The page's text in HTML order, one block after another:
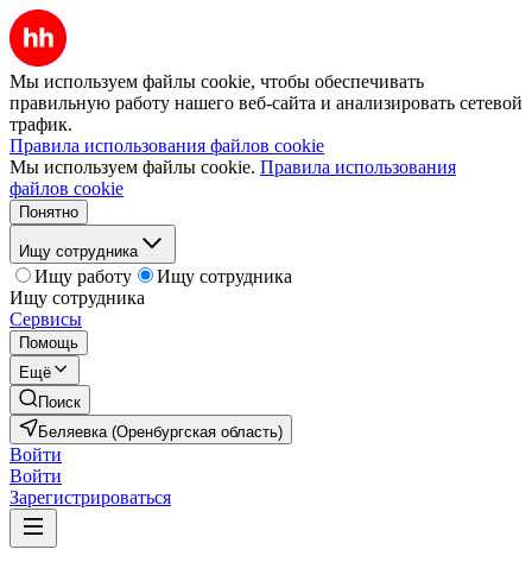
Мы используем файлы cookie, чтобы обеспечивать
правильную работу нашего веб-сайта и анализировать сетевой
трафик.
Правила использования файлов cookie
Мы используем файлы cookie. Правила использования
файлов cookie
Понятно
Ищу сотрудника
Ищу работу
Ищу сотрудника
Ищу сотрудника
Сервисы
Помощь
Ещё
Поиск
Беляевка (Оренбургская область)
Войти
Войти
Зарегистрироваться